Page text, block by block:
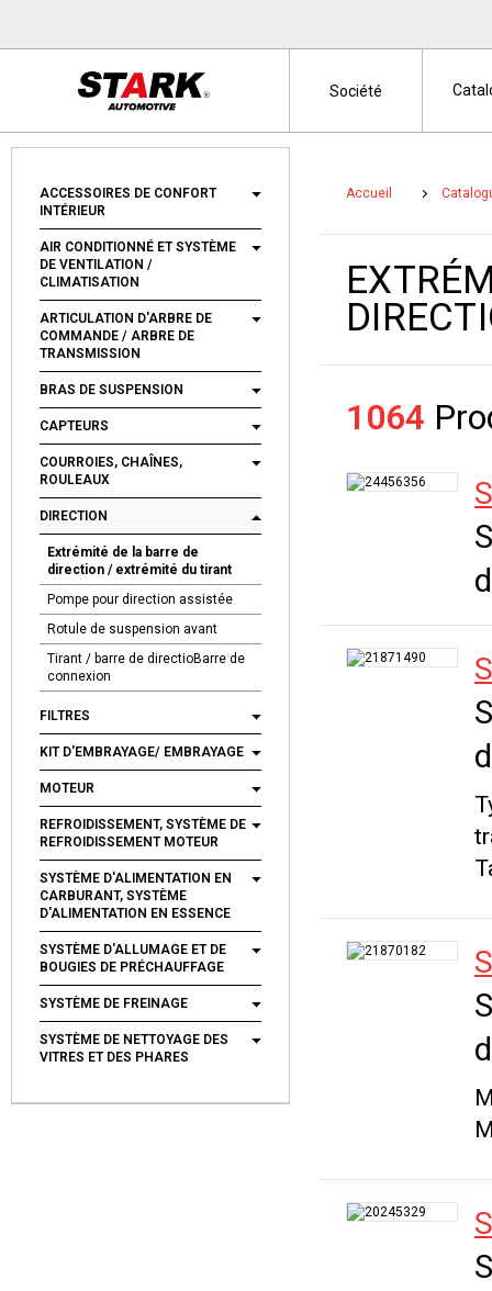
ACCESSOIRES DE CONFORT
INTÉRIEUR
AIR CONDITIONNÉ ET SYSTÈME
DE VENTILATION /
CLIMATISATION
ARTICULATION D'ARBRE DE
COMMANDE / ARBRE DE
TRANSMISSION
BRAS DE SUSPENSION
CAPTEURS
COURROIES, CHAÎNES,
ROULEAUX
DIRECTION
Extrémité de la barre de
direction / extrémité du tirant
Pompe pour direction assistée
Rotule de suspension avant
Tirant / barre de directioBarre de
connexion
FILTRES
KIT D'EMBRAYAGE/ EMBRAYAGE
MOTEUR
REFROIDISSEMENT, SYSTÈME DE
REFROIDISSEMENT MOTEUR
SYSTÈME D'ALIMENTATION EN
CARBURANT, SYSTÈME
D'ALIMENTATION EN ESSENCE
SYSTÈME D'ALLUMAGE ET DE
BOUGIES DE PRÉCHAUFFAGE
SYSTÈME DE FREINAGE
SYSTÈME DE NETTOYAGE DES
VITRES ET DES PHARES
Accueil
1064
Société